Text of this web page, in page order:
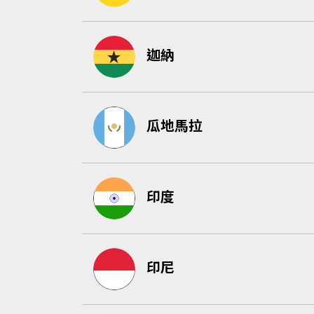
迦納
瓜地馬拉
印度
印尼